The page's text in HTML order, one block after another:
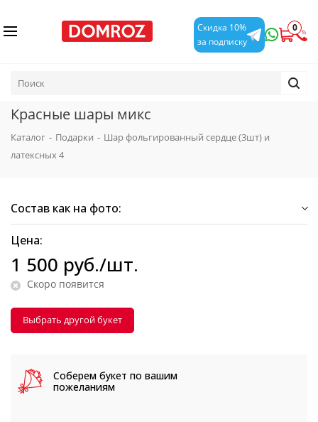
Скидка 10%
за подписку
0
Красные шары микс
Каталог - Подарки - Шар фольгированный сердце (3шт) и
латексных 4
Состав как на фото:
Цена:
1 500 руб./шт.
Скоро появится
Выбрать другой букет
Соберем букет по вашим
пожеланиям